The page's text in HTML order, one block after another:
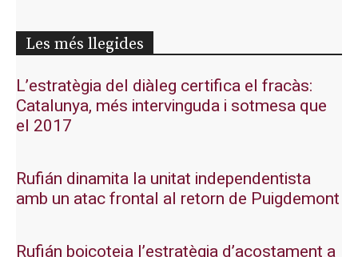
Les més llegides
L’estratègia del diàleg certifica el fracàs:
Catalunya, més intervinguda i sotmesa que
el 2017
Rufián dinamita la unitat independentista
amb un atac frontal al retorn de Puigdemont
Rufián boicoteja l’estratègia d’acostament a